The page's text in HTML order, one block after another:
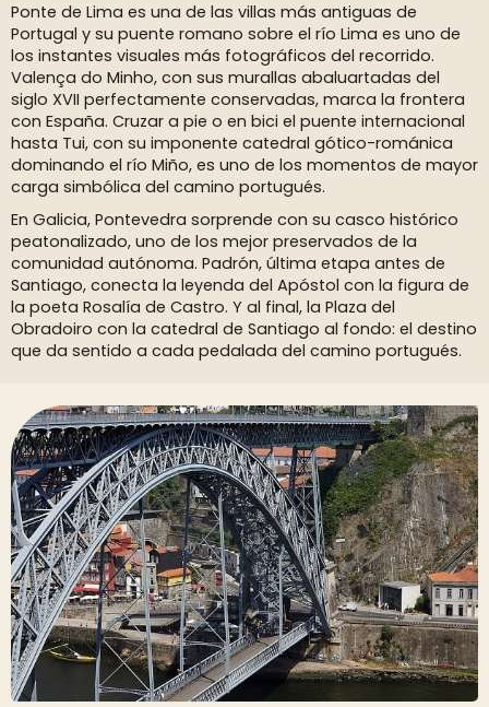
Ponte de Lima es una de las villas más antiguas de
Portugal y su puente romano sobre el río Lima es uno de
los instantes visuales más fotográficos del recorrido.
Valença do Minho, con sus murallas abaluartadas del
siglo XVII perfectamente conservadas, marca la frontera
con España. Cruzar a pie o en bici el puente internacional
hasta Tui, con su imponente catedral gótico-románica
dominando el río Miño, es uno de los momentos de mayor
carga simbólica del camino portugués.
En Galicia, Pontevedra sorprende con su casco histórico
peatonalizado, uno de los mejor preservados de la
comunidad autónoma. Padrón, última etapa antes de
Santiago, conecta la leyenda del Apóstol con la figura de
la poeta Rosalía de Castro. Y al final, la Plaza del
Obradoiro con la catedral de Santiago al fondo: el destino
que da sentido a cada pedalada del camino portugués.